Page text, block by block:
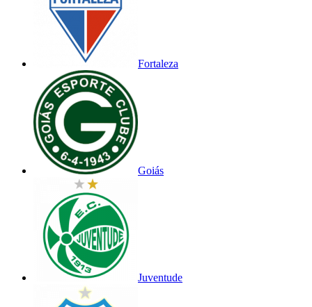
Fortaleza
Goiás
Juventude